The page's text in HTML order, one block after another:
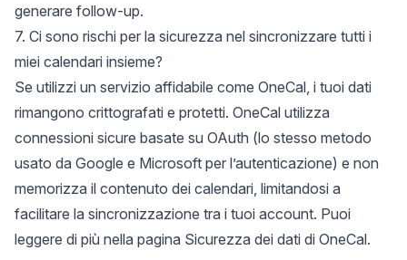
generare follow-up.
7. Ci sono rischi per la sicurezza nel sincronizzare tutti i
miei calendari insieme?
Se utilizzi un servizio affidabile come OneCal, i tuoi dati
rimangono crittografati e protetti. OneCal utilizza
connessioni sicure basate su OAuth (lo stesso metodo
usato da Google e Microsoft per l’autenticazione) e non
memorizza il contenuto dei calendari, limitandosi a
facilitare la sincronizzazione tra i tuoi account. Puoi
leggere di più nella pagina Sicurezza dei dati di OneCal.